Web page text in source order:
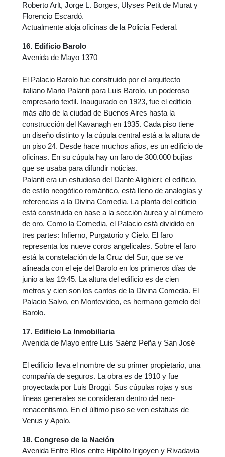
Roberto Arlt, Jorge L. Borges, Ulyses Petit de Murat y
Florencio Escardó.
Actualmente aloja oficinas de la Policía Federal.
16. Edificio Barolo
Avenida de Mayo 1370
El Palacio Barolo fue construido por el arquitecto
italiano Mario Palanti para Luis Barolo, un poderoso
empresario textil. Inaugurado en 1923, fue el edificio
más alto de la ciudad de Buenos Aires hasta la
construcción del Kavanagh en 1935. Cada piso tiene
un diseño distinto y la cúpula central está a la altura de
un piso 24. Desde hace muchos años, es un edificio de
oficinas. En su cúpula hay un faro de 300.000 bujías
que se usaba para difundir noticias.
Palanti era un estudioso del Dante Alighieri; el edificio,
de estilo neogótico romántico, está lleno de analogías y
referencias a la Divina Comedia. La planta del edificio
está construida en base a la sección áurea y al número
de oro. Como la Comedia, el Palacio está dividido en
tres partes: Infierno, Purgatorio y Cielo. El faro
representa los nueve coros angelicales. Sobre el faro
está la constelación de la Cruz del Sur, que se ve
alineada con el eje del Barolo en los primeros días de
junio a las 19:45. La altura del edificio es de cien
metros y cien son los cantos de la Divina Comedia. El
Palacio Salvo, en Montevideo, es hermano gemelo del
Barolo.
17. Edificio La Inmobiliaria
Avenida de Mayo entre Luis Saénz Peña y San José
El edificio lleva el nombre de su primer propietario, una
compañía de seguros. La obra es de 1910 y fue
proyectada por Luis Broggi. Sus cúpulas rojas y sus
líneas generales se consideran dentro del neo-
renacentismo. En el último piso se ven estatuas de
Venus y Apolo.
18. Congreso de la Nación
Avenida Entre Ríos entre Hipólito Irigoyen y Rivadavia